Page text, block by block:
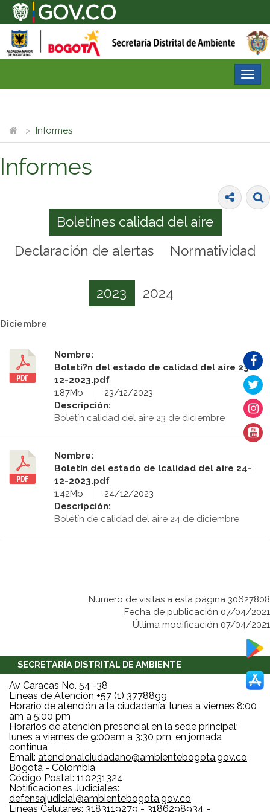
Informes
Informes
Boletines calidad del aire
Declaración de alertas
Normatividad
2023 2024
Diciembre
Nombre:
Boleti?n del estado de calidad del aire 23-
12-2023.pdf
1.87Mb
23/12/2023
Descripción:
Boletín calidad del aire 23 de diciembre
Nombre:
Boletín del estado de lcalidad del aire 24-
12-2023.pdf
1.42Mb
24/12/2023
Descripción:
Boletín de calidad del aire 24 de diciembre
Número de visitas a esta página 30627808
Fecha de publicación 07/04/2021
Última modificación 07/04/2021
SECRETARÍA DISTRITAL DE AMBIENTE
Av Caracas No. 54 -38
Líneas de Atención +57 (1) 3778899
Horario de atención a la ciudadanía: lunes a viernes 8:00
am a 5:00 pm
Horarios de atención presencial en la sede principal:
lunes a viernes de 9:00am a 3:30 pm, en jornada
continua
Email: atencionalciudadano@ambientebogota.gov.co
Bogotá - Colombia
Código Postal: 110231324
Notificaciones Judiciales:
defensajudicial@ambientebogota.gov.co
Líneas Celulares: 3183119279 - 3186298934 -